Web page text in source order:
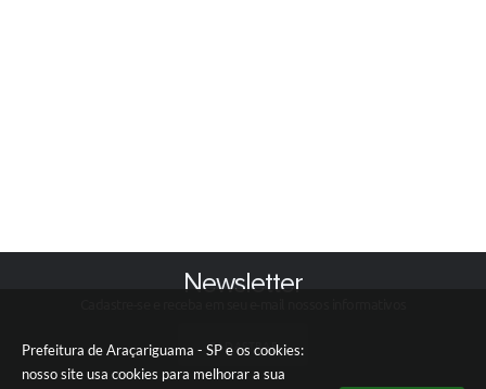
Prefeitura de Araçariguama - SP e os cookies:
nosso site usa cookies para melhorar a sua
Newsletter
CADASTRAR